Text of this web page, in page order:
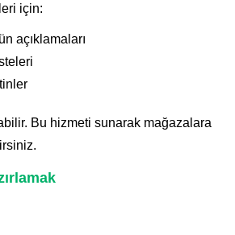
için:
açıklamaları
Bu hizmeti sunarak mağazalara